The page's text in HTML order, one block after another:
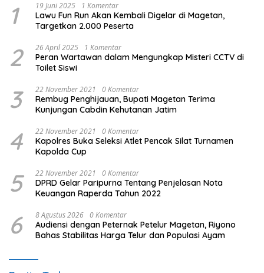
1 19 Juni 2025 1 Komentar
Lawu Fun Run Akan Kembali Digelar di Magetan,
Targetkan 2.000 Peserta
2 26 April 2025 1 Komentar
Peran Wartawan dalam Mengungkap Misteri CCTV di
Toilet Siswi
3 22 November 2021 0 Komentar
Rembug Penghijauan, Bupati Magetan Terima
Kunjungan Cabdin Kehutanan Jatim
4 22 November 2021 0 Komentar
Kapolres Buka Seleksi Atlet Pencak Silat Turnamen
Kapolda Cup
5 22 November 2021 0 Komentar
DPRD Gelar Paripurna Tentang Penjelasan Nota
Keuangan Raperda Tahun 2022
6 8 Agustus 2026 0 Komentar
Audiensi dengan Peternak Petelur Magetan, Riyono
Bahas Stabilitas Harga Telur dan Populasi Ayam